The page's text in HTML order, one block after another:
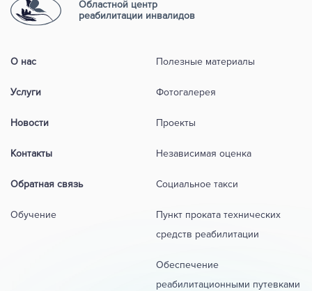
Областной центр
реабилитации инвалидов
О нас
Услуги
Новости
Контакты
Обратная связь
Полезные материалы
Фотогалерея
Проекты
Независимая оценка
Социальное такси
Пункт проката технических
средств реабилитации
Обеспечение
реабилитационными путевками
Обучение